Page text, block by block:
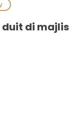
duit di majlis